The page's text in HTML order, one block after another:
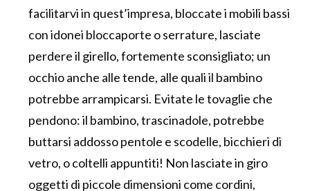
facilitarvi in quest’impresa, bloccate i mobili bassi
con idonei bloccaporte o serrature, lasciate
perdere il girello, fortemente sconsigliato; un
occhio anche alle tende, alle quali il bambino
potrebbe arrampicarsi. Evitate le tovaglie che
pendono: il bambino, trascinadole, potrebbe
buttarsi addosso pentole e scodelle, bicchieri di
vetro, o coltelli appuntiti! Non lasciate in giro
oggetti di piccole dimensioni come cordini,